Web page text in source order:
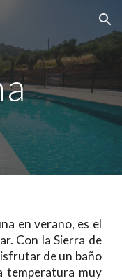
Skip to navigation
en verano, es el
Con la Sierra de
de un baño
temperatura muy